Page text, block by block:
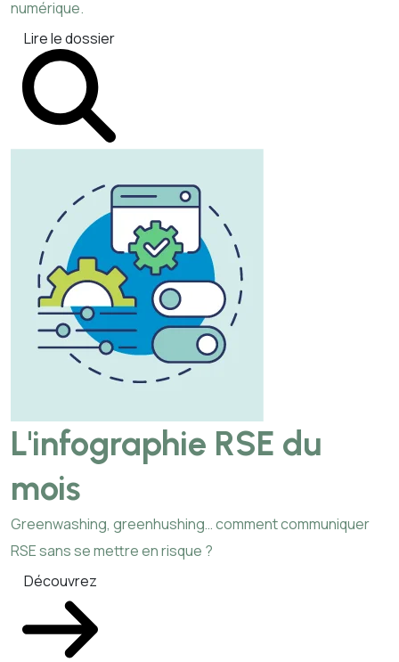
numérique.
Lire le dossier
L'infographie RSE du
mois
Greenwashing, greenhushing… comment communiquer
RSE sans se mettre en risque ?
Découvrez